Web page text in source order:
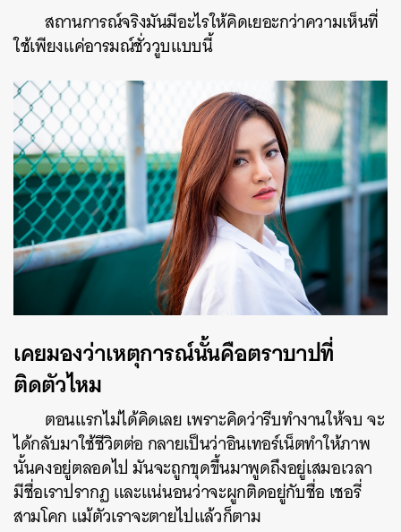
สถานการณ์จริงมันมีอะไรให้คิดเยอะกว่าความเห็นที่
ใช้เพียงแค่อารมณ์ชั่ววูบแบบนี้
เคยมองว่าเหตุการณ์นั้นคือตราบาปที่
ติดตัวไหม
ตอนแรกไม่ได้คิดเลย เพราะคิดว่ารีบทำงานให้จบ จะ
ได้กลับมาใช้ชีวิตต่อ กลายเป็นว่าอินเทอร์เน็ตทำให้ภาพ
นั้นคงอยู่ตลอดไป มันจะถูกขุดขึ้นมาพูดถึงอยู่เสมอเวลา
มีชื่อเราปรากฏ และแน่นอนว่าจะผูกติดอยู่กับชื่อ เชอรี่
สามโคก แม้ตัวเราจะตายไปแล้วก็ตาม